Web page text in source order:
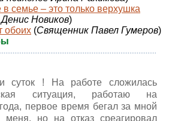
семье – это только верхушка
Новиков)
обоих (Священник Павел Гумеров)
суток ! На работе сложилась
ситуация, работаю на
первое время бегал за мной
но на отказ среагировал